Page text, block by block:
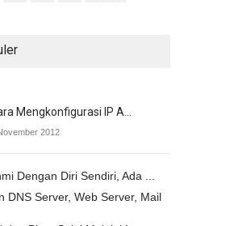
Mengkonfigurasi IP A...
2012
Dengan Diri Sendiri, Ada ...
DNS Server, Web Server, Mail